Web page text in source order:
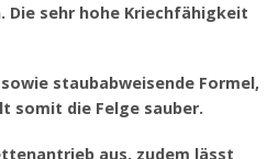
Die sehr hohe Kriechfähigkeit
staubabweisende Formel,
somit die Felge sauber.
aus, zudem lässt